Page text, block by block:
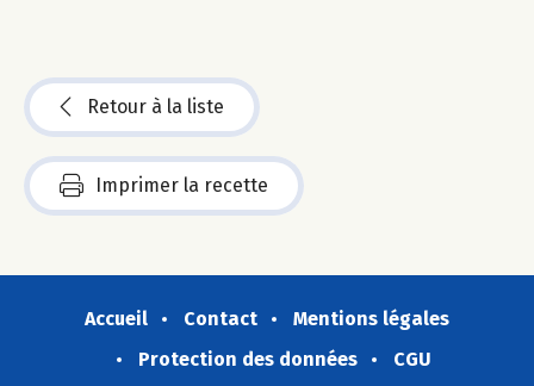
Retour à la liste
Imprimer la recette
Accueil Contact
Mentions légales
Protection des données
CGU